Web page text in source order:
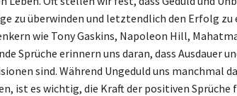
zu überwinden und letztendlich den Erfolg
wie Tony Gaskins, Napoleon Hill,
Sprüche erinnern uns daran, dass Ausdauer
sind. Während Ungeduld uns manchmal
ist es wichtig, die Kraft der positiven Sprüche